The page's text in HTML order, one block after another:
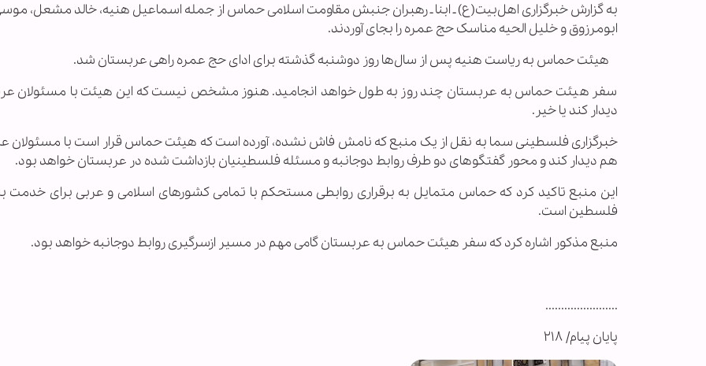
به گزارش خبرگزاری اهل‌بیت(ع) ـ ابنا ـ رهبران جنبش مقاومت اسلامی حماس از جمله اسماعیل هنیه، خالد مشعل،
ابومرزوق و خلیل الحیه مناسک حج عمره را بجای آوردند.
هیئت حماس به ریاست هنیه پس از سال‌ها روز دوشنبه گذشته برای ادای حج عمره راهی عربستان شد.
سفر هیئت حماس به عربستان چند روز به طول خواهد انجامید. هنوز مشخص نیست که این هیئت با مسئولان
دیدار کند یا خیر.
خبرگزاری فلسطینی سما به نقل از یک منبع که نامش فاش نشده، آورده است که هیئت حماس قرار است با مسئولان
هم دیدار کند و محور گفتگوهای دو طرف روابط دوجانبه و مسئله فلسطینیان بازداشت شده در عربستان خواهد بود.
این منبع تاکید کرد که حماس متمایل به برقراری روابطی مستحکم با تمامی کشورهای اسلامی و عربی برای خدمت
فلسطین است.
منبع مذکور اشاره کرد که سفر هیئت حماس به عربستان گامی مهم در مسیر ازسرگیری روابط دوجانبه خواهد بود.
.......................
پایان پیام/ ۲۱۸